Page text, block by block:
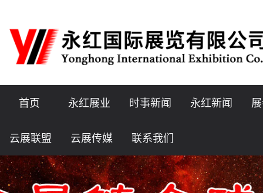
首页 永红展业 时事新闻 永红新闻
云展联盟 云展传媒 联系我们